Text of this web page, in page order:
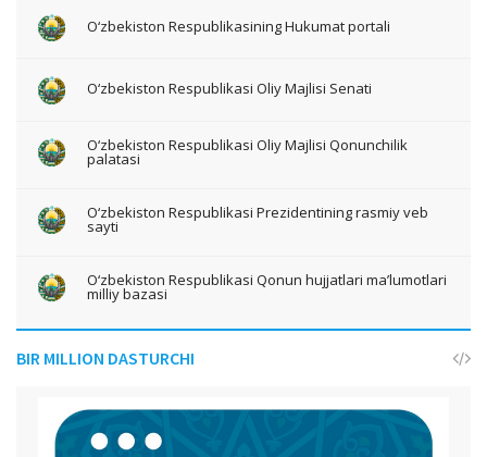
O‘zbekiston Respublikasining Hukumat portali
O‘zbekiston Respublikasi Oliy Majlisi Senati
O‘zbekiston Respublikasi Oliy Majlisi Qonunchilik
palatasi
O‘zbekiston Respublikasi Prezidentining rasmiy veb
sayti
O‘zbekiston Respublikasi Qonun hujjatlari ma’lumotlari
milliy bazasi
BIR MILLION DASTURCHI